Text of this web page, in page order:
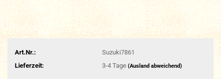
Art.Nr.:
Suzuki7861
Lieferzeit:
3-4 Tage (Ausland abweichend)